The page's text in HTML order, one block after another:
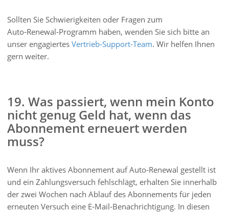
Sollten Sie Schwierigkeiten oder Fragen zum
Auto‑Renewal‑Programm haben, wenden Sie sich bitte an
unser engagiertes Vertrieb‑Support‑Team. Wir helfen Ihnen
gern weiter.
19. Was passiert, wenn mein Konto
nicht genug Geld hat, wenn das
Abonnement erneuert werden
muss?
Wenn Ihr aktives Abonnement auf Auto‑Renewal gestellt ist
und ein Zahlungsversuch fehlschlägt, erhalten Sie innerhalb
der zwei Wochen nach Ablauf des Abonnements für jeden
erneuten Versuch eine E‑Mail‑Benachrichtigung. In diesen